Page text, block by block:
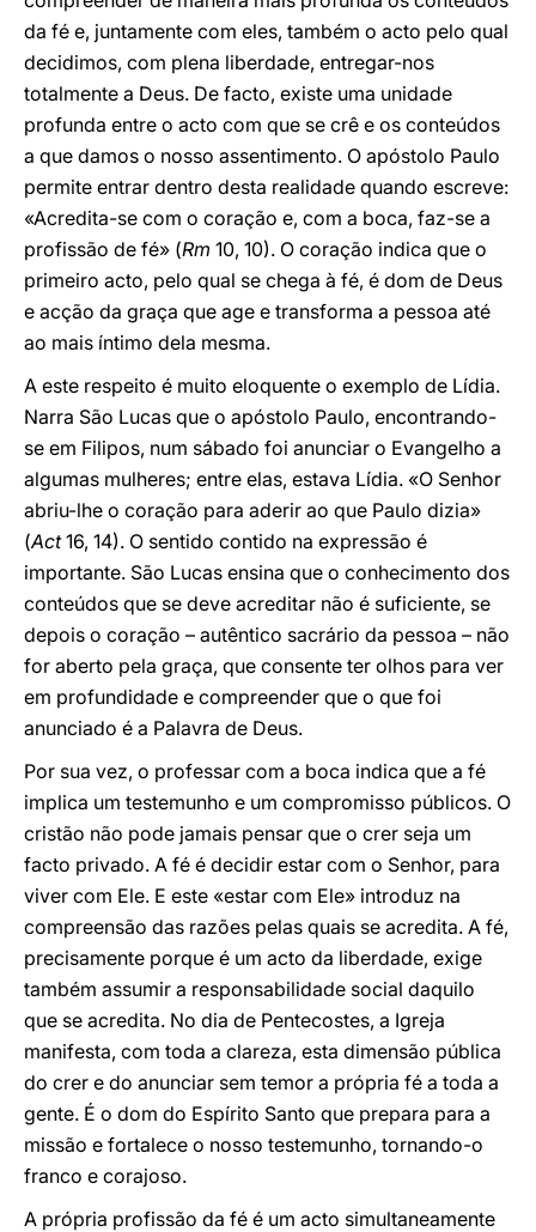
da fé e, juntamente com eles, também o acto pelo qual
decidimos, com plena liberdade, entregar-nos
totalmente a Deus. De facto, existe uma unidade
profunda entre o acto com que se crê e os conteúdos
a que damos o nosso assentimento. O apóstolo Paulo
permite entrar dentro desta realidade quando escreve:
«Acredita-se com o coração e, com a boca, faz-se a
profissão de fé» (Rm 10, 10). O coração indica que o
primeiro acto, pelo qual se chega à fé, é dom de Deus
e acção da graça que age e transforma a pessoa até
ao mais íntimo dela mesma.
A este respeito é muito eloquente o exemplo de Lídia.
Narra São Lucas que o apóstolo Paulo, encontrando-
se em Filipos, num sábado foi anunciar o Evangelho a
algumas mulheres; entre elas, estava Lídia. «O Senhor
abriu-lhe o coração para aderir ao que Paulo dizia»
(Act16, 14). O sentido contido na expressão é
importante. São Lucas ensina que o conhecimento dos
conteúdos que se deve acreditar não é suficiente, se
depois o coração – autêntico sacrário da pessoa – não
for aberto pela graça, que consente ter olhos para ver
em profundidade e compreender que o que foi
anunciado é a Palavra de Deus.
Por sua vez, o professar com a boca indica que a fé
implica um testemunho e um compromisso públicos. O
cristão não pode jamais pensar que o crer seja um
facto privado. A fé é decidir estar com o Senhor, para
viver com Ele. E este «estar com Ele» introduz na
compreensão das razões pelas quais se acredita. A fé,
precisamente porque é um acto da liberdade, exige
também assumir a responsabilidade social daquilo
que se acredita. No dia de Pentecostes, a Igreja
manifesta, com toda a clareza, esta dimensão pública
do crer e do anunciar sem temor a própria fé a toda a
gente. É o dom do Espírito Santo que prepara para a
missão e fortalece o nosso testemunho, tornando-o
franco e corajoso.
A própria profissão da fé é um acto simultaneamente